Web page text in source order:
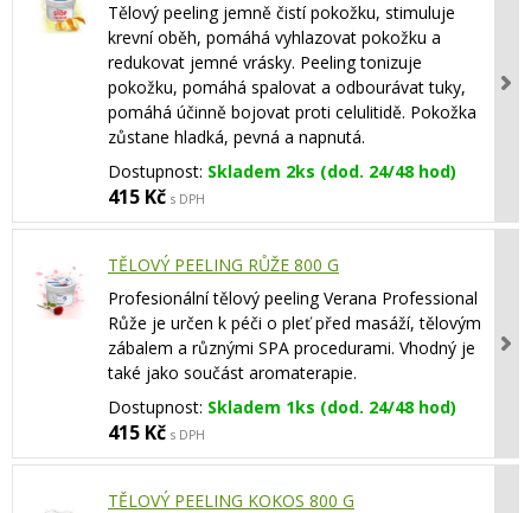
Tělový peeling jemně čistí pokožku, stimuluje
krevní oběh, pomáhá vyhlazovat pokožku a
redukovat jemné vrásky. Peeling tonizuje
pokožku, pomáhá spalovat a odbourávat tuky,
pomáhá účinně bojovat proti celulitidě. Pokožka
zůstane hladká, pevná a napnutá.
Dostupnost: Skladem 2ks (dod. 24/48 hod)
415 Kč s DPH
TĚLOVÝ PEELING RŮŽE 800 G
Profesionální tělový peeling Verana Professional
Růže je určen k péči o pleť před masáží, tělovým
zábalem a různými SPA procedurami. Vhodný je
také jako součást aromaterapie.
Dostupnost: Skladem 1ks (dod. 24/48 hod)
415 Kč s DPH
TĚLOVÝ PEELING KOKOS 800 G